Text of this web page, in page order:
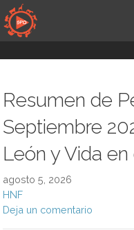
Saltar
al
contenido
Resumen de
Septiembre
León y Vida
agosto 5, 2026
HNF
Deja un comentario